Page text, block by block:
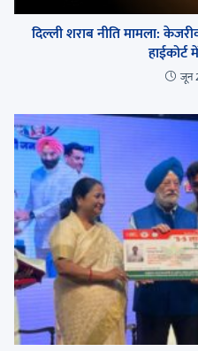
दिल्ली शराब नीति मामला:
हाईकोर्ट
जून